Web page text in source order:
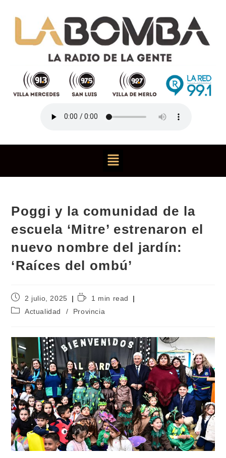
Poggi y la comunidad de la
escuela ‘Mitre’ estrenaron el
nuevo nombre del jardín:
‘Raíces del ombú’
2 julio, 2025
1 min read
Actualidad
/ Provincia